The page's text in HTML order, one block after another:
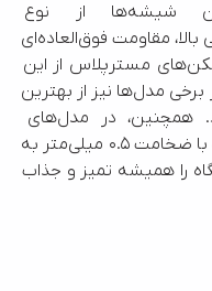
بی‌نظیر را ارائه
۴ میلی‌متر بوده و به‌واسطه تنوع رنگی بالا، مقاومت فوق‌العاده‌ای
در برابر حرارت و ضربه دارند. اکثر گرمکن‌های مسترپلاس از این
شیشه‌های باکیفیت بهره می‌برند و در برخی مدل‌ها نیز از بهترین
شیشه‌های خارجی استفاده می‌شود. همچنین، در مدل‌های
شیشه-استیل، استیل ضد اثر انگشت با ضخامت ۰.۵ میلی‌متر به
را همیشه تمیز و جذاب